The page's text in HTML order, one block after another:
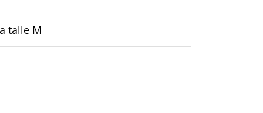
talle M